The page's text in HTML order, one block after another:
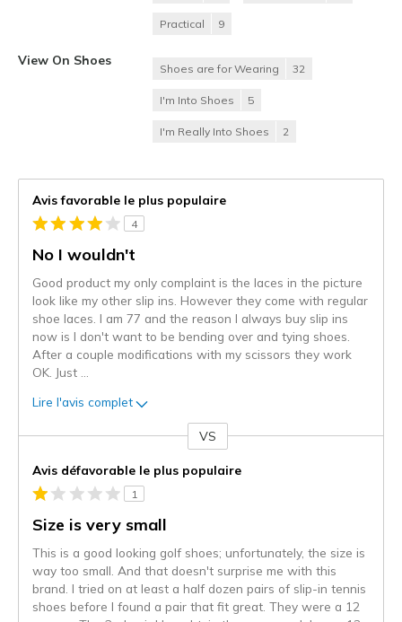
Practical 9
View On Shoes
Shoes are for Wearing 32
I'm Into Shoes 5
I'm Really Into Shoes 2
Avis favorable le plus populaire
4
No I wouldn't
Good product my only complaint is the laces in the picture
look like my other slip ins. However they come with regular
shoe laces. I am 77 and the reason I always buy slip ins
now is I don't want to be bending over and tying shoes.
After a couple modifications with my scissors they work
OK. Just
Lire l'avis complet
projecteur
sur
les
VS
Avis défavorable le plus populaire
1
Size is very small
This is a good looking golf shoes; unfortunately, the size is
way too small. And that doesn't surprise me with this
brand. I tried on at least a half dozen pairs of slip-in tennis
shoes before I found a pair that fit great. They were a 12